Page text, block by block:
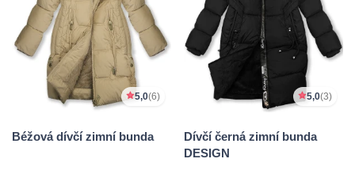
5,0(6)
Béžová dívčí zimní bunda
5,0(3)
Dívčí černá zimní bunda
DESIGN